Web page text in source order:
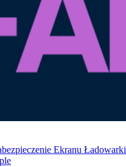
Ekranu Ładowarki